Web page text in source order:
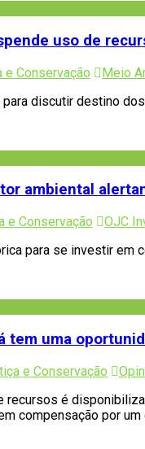
uso de
Conservação Meio
discutir destino
ambiental
e Conservação OJC
para se investir em
tem uma
e Conservação
recursos é
compensação por